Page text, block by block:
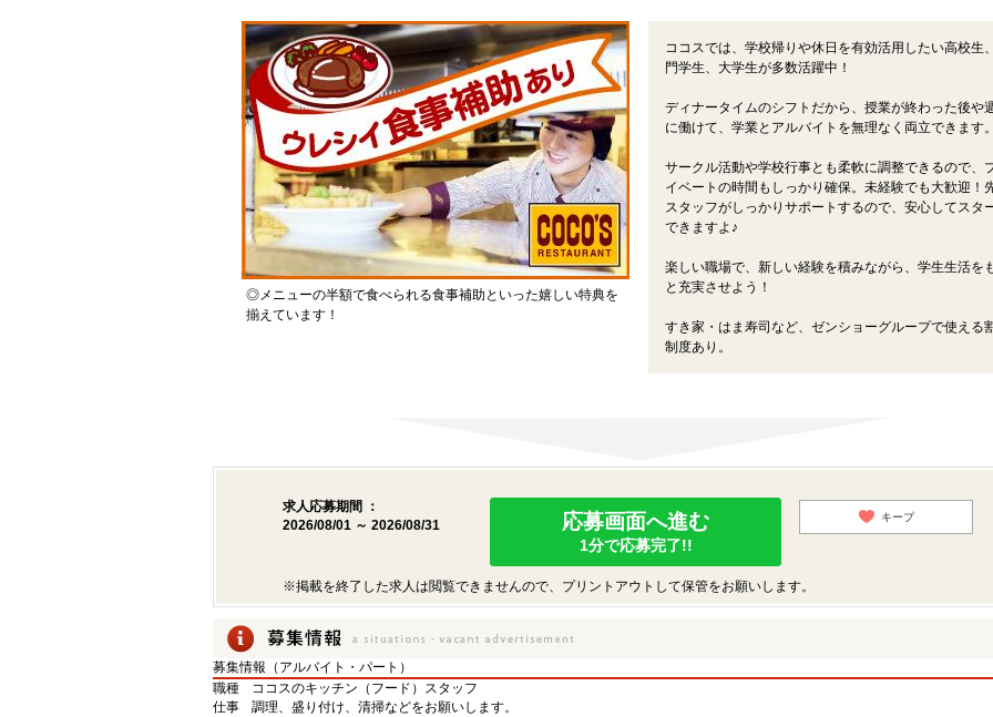
◎メニューの半額で食べられる食事補助といった嬉しい特典を
揃えています！
ココスでは、学校帰りや休日を有効活用したい高校生
門学生、大学生が多数活躍中！
ディナータイムのシフトだから、授業が終わった後や
に働けて、学業とアルバイトを無理なく両立できます。
サークル活動や学校行事とも柔軟に調整できるので、
イベートの時間もしっかり確保。未経験でも大歓迎！
スタッフがしっかりサポートするので、安心してスタ
できますよ♪
楽しい職場で、新しい経験を積みながら、学生生活を
と充実させよう！
すき家・はま寿司など、ゼンショーグループで使える
制度あり。
求人応募期間 ：
2026/08/01 ～ 2026/08/31
応募画面へ進む
1分で応募完了!!
キープ
※掲載を終了した求人は閲覧できませんので、プリントアウトして保管をお願いします。
募集情報（アルバイト・パート）
職種
ココスのキッチン（フード）スタッフ
仕事
調理、盛り付け、清掃などをお願いします。